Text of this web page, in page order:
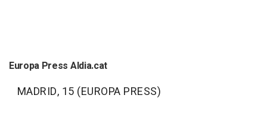
Europa Press Aldia.cat
MADRID, 15 (EUROPA PRESS)